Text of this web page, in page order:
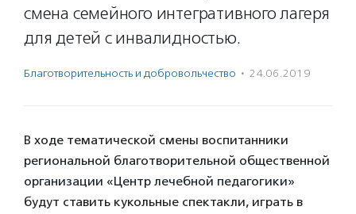
смена семейного интегративного лагеря
для детей с инвалидностью.
Благотвори­тель­ность и доброволь­чест­во · 24.06.2019
В ходе тематической смены воспитанники
региональной благотворительной общественной
организации «Центр лечебной педагогики»
будут ставить кукольные спектакли, играть в